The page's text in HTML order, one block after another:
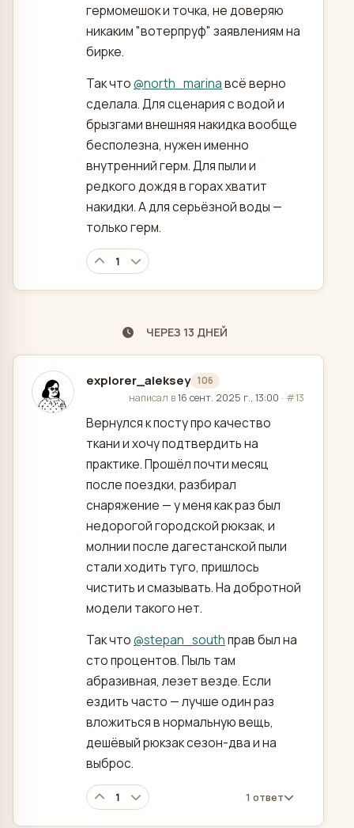
гермомешок и точка, не доверяю
никаким "вотерпруф" заявлениям на
бирке.
Так что@north_marinaвсё верно
сделала. Для сценария с водой и
брызгами внешняя накидка вообще
бесполезна, нужен именно
внутренний герм. Для пыли и
редкого дождя в горах хватит
накидки. А для серьёзной воды —
только герм.
1
ЧЕРЕЗ 13 ДНЕЙ
explorer_aleksey 106
отредактировано
написал в16 сент. 2025 г., 13:00 · #13
Вернулся к посту про качество
ткани и хочу подтвердить на
практике. Прошёл почти месяц
после поездки, разбирал
снаряжение — у меня как раз был
недорогой городской рюкзак, и
молнии после дагестанской пыли
стали ходить туго, пришлось
чистить и смазывать. На добротной
модели такого нет.
Так что@stepan_southправ был на
сто процентов. Пыль там
абразивная, лезет везде. Если
ездить часто — лучше один раз
вложиться в нормальную вещь,
дешёвый рюкзак сезон-два и на
выброс.
1 1 ответ